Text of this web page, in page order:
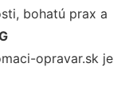
bohatú prax a
opravar.sk je